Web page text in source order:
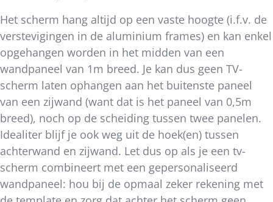
Het scherm hang altijd op een vaste hoogte (i.f.v. de
verstevigingen in de aluminium frames) en kan enkel
opgehangen worden in het midden van een
wandpaneel van 1m breed. Je kan dus geen TV-
scherm laten ophangen aan het buitenste paneel
van een zijwand (want dat is het paneel van 0,5m
breed), noch op de scheiding tussen twee panelen.
Idealiter blijf je ook weg uit de hoek(en) tussen
achterwand en zijwand. Let dus op als je een tv-
scherm combineert met een gepersonaliseerd
wandpaneel: hou bij de opmaal zeker rekening met